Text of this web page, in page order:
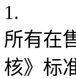
1.
所有在
核》标